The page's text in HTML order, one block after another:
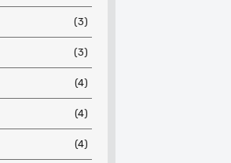
(3)
(3)
(4)
(4)
(4)